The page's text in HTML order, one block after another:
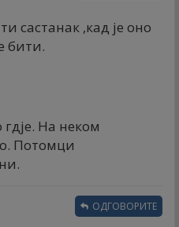
састанак ,кад је оно
бити.
На неком
Потомци
ОДГОВОРИТЕ